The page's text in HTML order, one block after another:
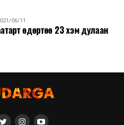
06/11
өдөртөө 23 хэм дулаан